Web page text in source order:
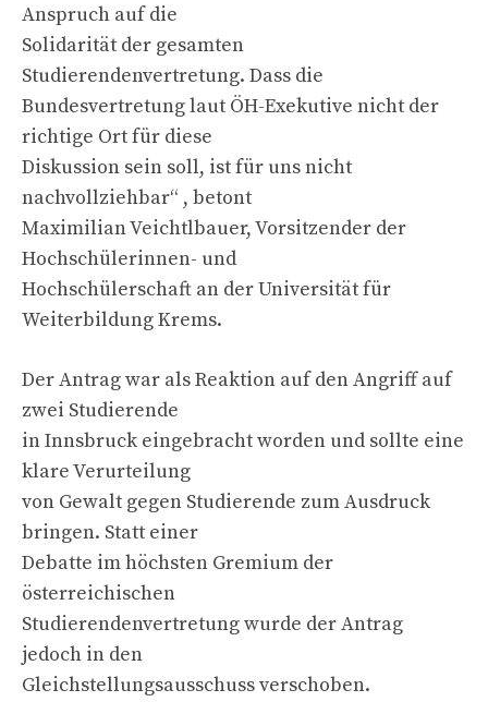
Anspruch auf die
Solidarität der gesamten
Studierendenvertretung. Dass die
Bundesvertretung laut ÖH-Exekutive nicht der
richtige Ort für diese
Diskussion sein soll, ist für uns nicht
nachvollziehbar“ , betont
Maximilian Veichtlbauer, Vorsitzender der
Hochschülerinnen- und
Hochschülerschaft an der Universität für
Weiterbildung Krems.
Der Antrag war als Reaktion auf den Angriff auf
zwei Studierende
in Innsbruck eingebracht worden und sollte eine
klare Verurteilung
von Gewalt gegen Studierende zum Ausdruck
bringen. Statt einer
Debatte im höchsten Gremium der
österreichischen
Studierendenvertretung wurde der Antrag
jedoch in den
Gleichstellungsausschuss verschoben.